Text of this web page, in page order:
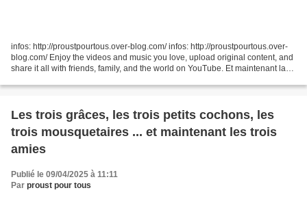
infos: http://proustpourtous.over-blog.com/ infos: http://proustpourtous.over-
blog.com/ Enjoy the videos and music you love, upload original content, and
share it all with friends, family, and the world on YouTube. Et maintenant la
Les trois grâces, les trois petits cochons, les
trois mousquetaires ... et maintenant les trois
amies
Publié le 09/04/2025 à 11:11
Par proust pour tous